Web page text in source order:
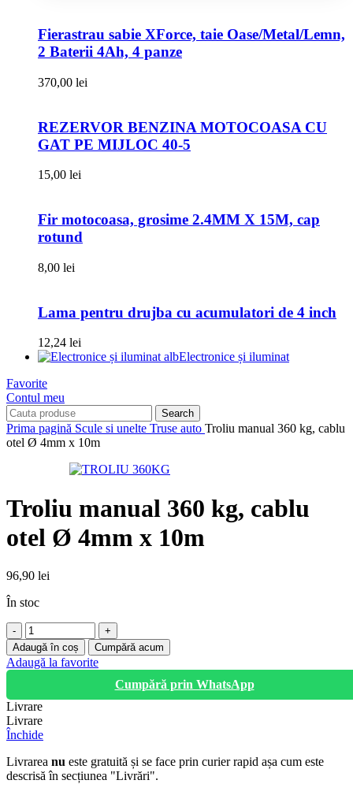
Fierastrau sabie XForce, taie Oase/Metal/Lemn,
2 Baterii 4Ah, 4 panze
370,00 lei
REZERVOR BENZINA MOTOCOASA CU
GAT PE MIJLOC 40-5
15,00 lei
Fir motocoasa, grosime 2.4MM X 15M, cap
rotund
8,00 lei
Lama pentru drujba cu acumulatori de 4 inch
12,24 lei
Electronice și iluminat
Favorite
Contul meu
Search
Prima pagină Scule si unelte Truse auto Troliu manual 360 kg, cablu
otel Ø 4mm x 10m
Troliu manual 360 kg, cablu
otel Ø 4mm x 10m
96,90 lei
În stoc
Cantitate
Troliu
manual
360
cablu
otel
Ø
4mm
10m
Adaugă în coș Cumpără acum
Adaugă la favorite
Cumpără prin WhatsApp
Livrare
Livrare
Închide
Livrarea nu este gratuită și se face prin curier rapid așa cum este
descrisă în secțiunea "Livrări".